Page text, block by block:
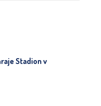
Stadion v